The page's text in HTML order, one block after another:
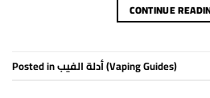
CONTINUE
Posted in أدلة الفيب (Vaping Guides)